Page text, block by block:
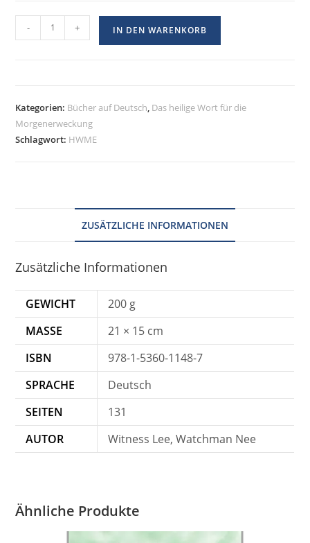
- + IN DEN WARENKORB
Kategorien: Bücher auf Deutsch Das heilige Wort für die
Morgenerweckung
Schlagwort: HWME
ZUSÄTZLICHE INFORMATIONEN
Zusätzliche Informationen
GEWICHT
200 g
MASSE
21 × 15 cm
ISBN
978-1-5360-1148-7
SPRACHE
Deutsch
SEITEN
131
AUTOR
Witness Lee, Watchman Nee
Ähnliche Produkte